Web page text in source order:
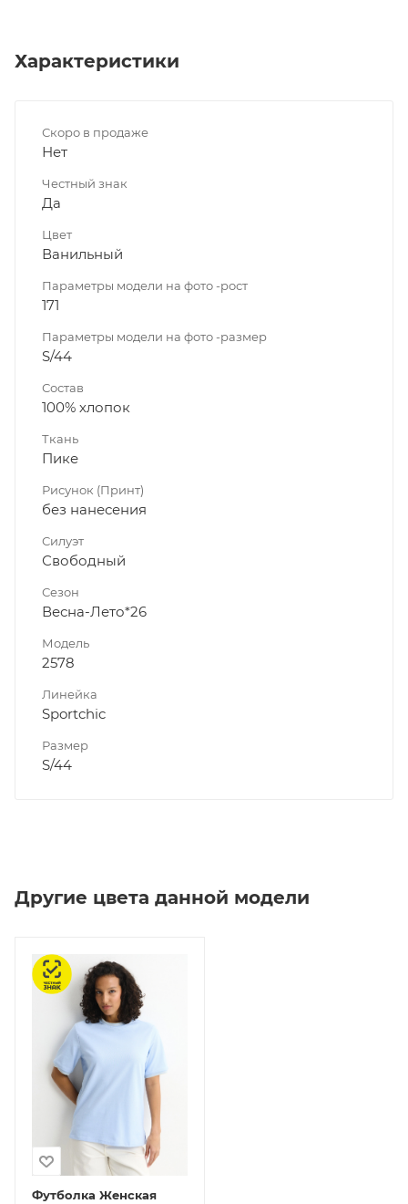
Другие цвета данной модели
Честный знак
Футболка Женская
Характеристики
Скоро в продаже
Нет
Честный знак
Да
Цвет
Ванильный
Параметры модели на фото -рост
171
Параметры модели на фото -размер
S/44
Состав
100% хлопок
Ткань
Пике
Рисунок (Принт)
без нанесения
Силуэт
Свободный
Сезон
Весна-Лето*26
Модель
2578
Линейка
Sportchic
Размер
S/44